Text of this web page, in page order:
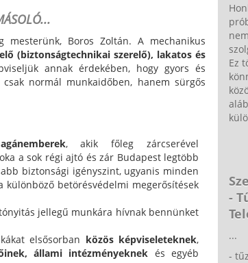
mesterünk, Boros Zoltán. A mechanikus
(biztonságtechnikai szerelő), lakatos és
annak érdekében, hogy gyors és
normál munkaidőben, hanem sürgős
, akik főleg zárcserével
a sok régi ajtó és zár Budapest legtöbb
biztonsági igényszint, ugyanis minden
betörésvédelmi megerősítések
jellegű munkára hívnak bennünket
elsősorban közös képviseleteknek,
állami intézményeknek és egyéb
Ez
-
...
-